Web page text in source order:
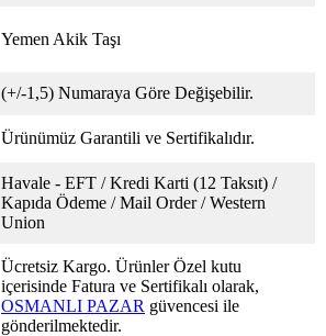
Yemen Akik Taşı
(+/-1,5) Numaraya Göre Değişebilir.
Ürünümüz Garantili ve Sertifikalıdır.
Havale - EFT / Kredi Karti (12 Taksıt) /
Kapıda Ödeme / Mail Order / Western
Union
Ücretsiz Kargo. Ürünler Özel kutu
içerisinde Fatura ve Sertifikalı olarak,
OSMANLI PAZAR güvencesi ile
gönderilmektedir.